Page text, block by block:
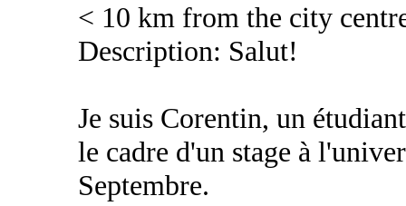
< 10 km from the city
Description: Salut!
Je suis Corentin, un
le cadre d'un stage à
Septembre.